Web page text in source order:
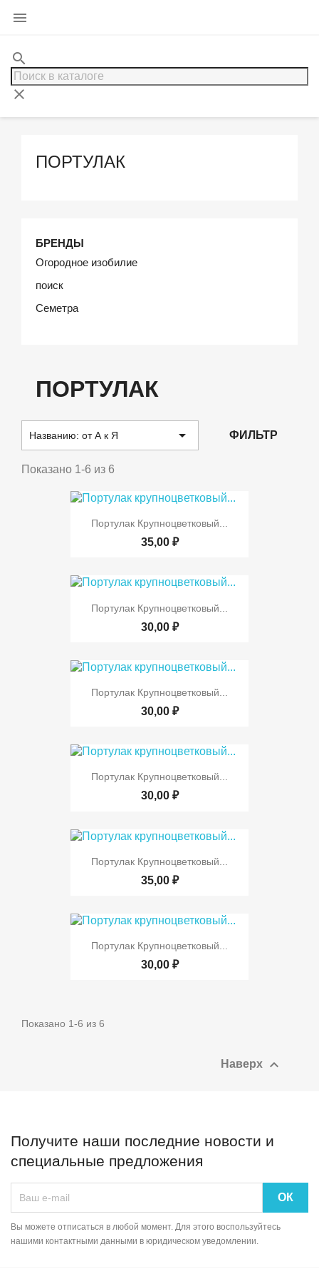

search
clear
ПОРТУЛАК
БРЕНДЫ
Огородное изобилие
поиск
Семетра
ПОРТУЛАК
Названию: от А к Я  ФИЛЬТР
Показано 1-6 из 6
Портулак Крупноцветковый...
35,00 ₽
Портулак Крупноцветковый...
30,00 ₽
Портулак Крупноцветковый...
30,00 ₽
Портулак Крупноцветковый...
30,00 ₽
Портулак Крупноцветковый...
35,00 ₽
Портулак Крупноцветковый...
30,00 ₽
Показано 1-6 из 6
Наверх 
Получите наши последние новости и
специальные предложения
Вы можете отписаться в любой момент. Для этого воспользуйтесь
нашими контактными данными в юридическом уведомлении.